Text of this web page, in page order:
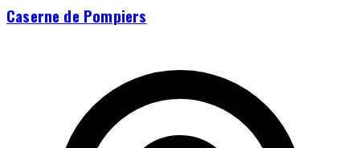
Caserne de Pompiers